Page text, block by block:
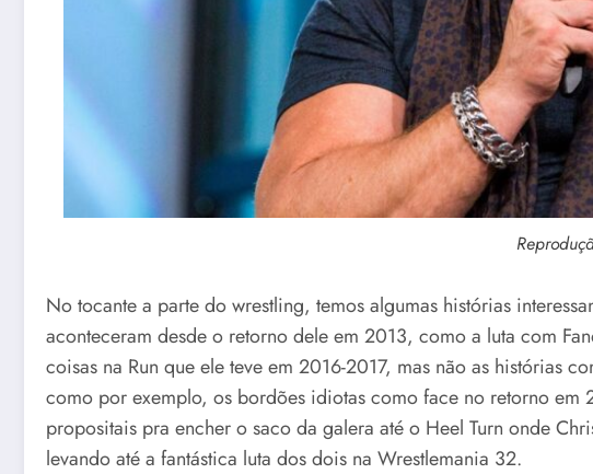
No tocante a parte do wrestling, temos algumas histórias
aconteceram desde o retorno dele em 2013, como a luta com
coisas na Run que ele teve em 2016-2017, mas não as histórias
como por exemplo, os bordões idiotas como face no retorno em
propositais pra encher o saco da galera até o Heel Turn onde
levando até a fantástica luta dos dois na Wrestlemania 32.